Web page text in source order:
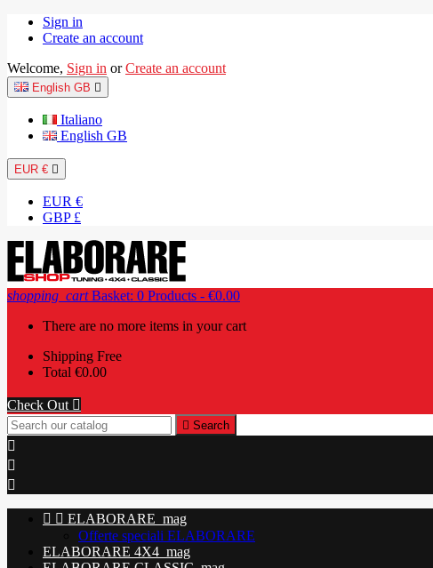
Sign in
Create an account
Welcome, Sign in or Create an account
English GB 
Italiano
English GB
EUR € 
EUR €
GBP £
shopping_cart Basket: 0 Products - €0.00
There are no more items in your cart
Shipping Free
Total €0.00
Check Out 
 Search



  ELABORARE_mag
Offerte speciali ELABORARE
ELABORARE 4X4_mag